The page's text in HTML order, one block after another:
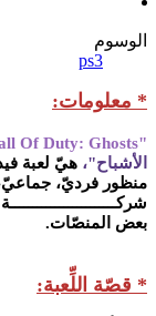
الوسوم
ps3
* معلومات:
"Call Of Duty: Ghosts"،
الأشباح"، هيّ لعبة
منظور فرديّ،
شركــــــــــــــــــــــــة
بعض المنصّات.
* قصّة اللِّعبة: